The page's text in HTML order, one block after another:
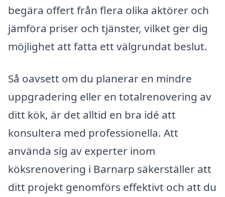
begära offert från flera olika aktörer och
jämföra priser och tjänster, vilket ger dig
möjlighet att fatta ett välgrundat beslut.
Så oavsett om du planerar en mindre
uppgradering eller en totalrenovering av
ditt kök, är det alltid en bra idé att
konsultera med professionella. Att
använda sig av experter inom
köksrenovering i Barnarp säkerställer att
ditt projekt genomförs effektivt och att du